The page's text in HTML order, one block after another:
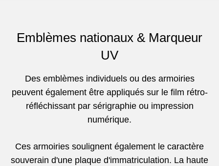
Emblèmes nationaux & Marqueur
UV
Des emblèmes individuels ou des armoiries
peuvent également être appliqués sur le film rétro-
réfléchissant par sérigraphie ou impression
numérique.
Ces armoiries soulignent également le caractère
souverain d'une plaque d'immatriculation. La haute